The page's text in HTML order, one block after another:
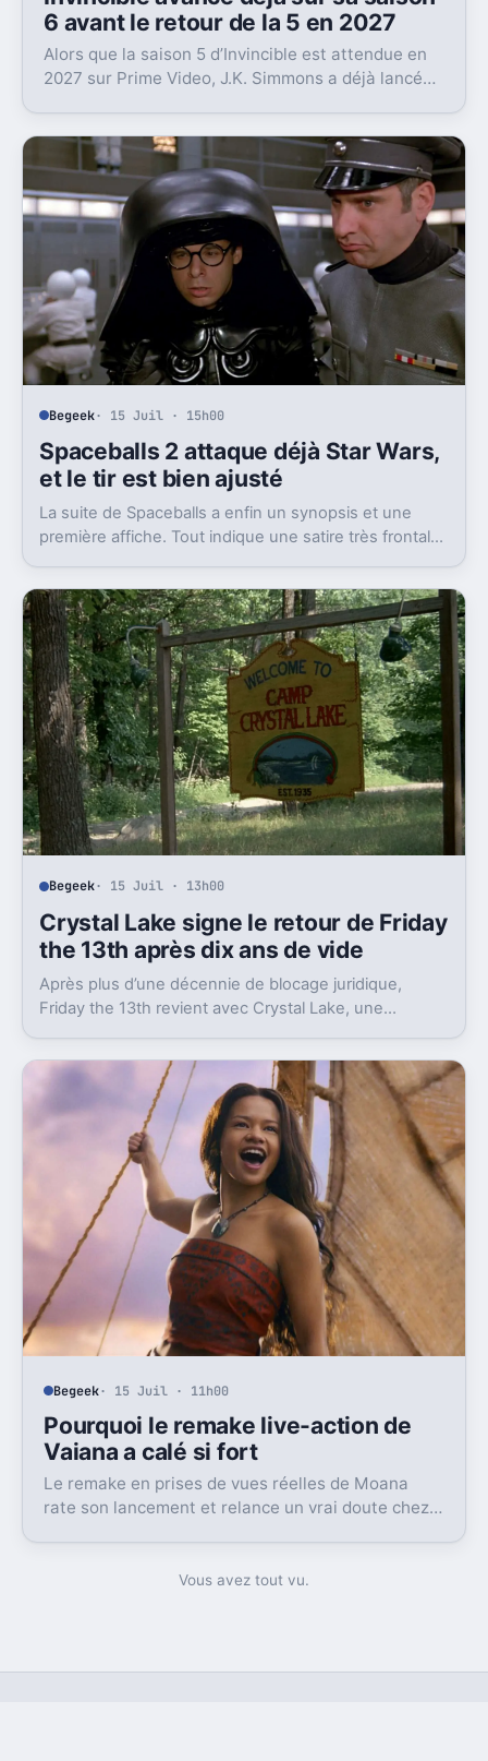
6 avant le retour de la 5 en 2027
Alors que la saison 5 d’Invincible est attendue en
2027 sur Prime Video, J.K. Simmons a déjà lancé
Begeek· 15 Juil · 15h00
Spaceballs 2 attaque déjà Star Wars,
et le tir est bien ajusté
La suite de Spaceballs a enfin un synopsis et une
première affiche. Tout indique une satire très frontale
Begeek· 15 Juil · 13h00
Crystal Lake signe le retour de Friday
the 13th après dix ans de vide
Après plus d’une décennie de blocage juridique,
Friday the 13th revient avec Crystal Lake, une
décor.
Begeek· 15 Juil · 11h00
Pourquoi le remake live-action de
Vaiana a calé si fort
Le remake en prises de vues réelles de Moana
rate son lancement et relance un vrai doute chez